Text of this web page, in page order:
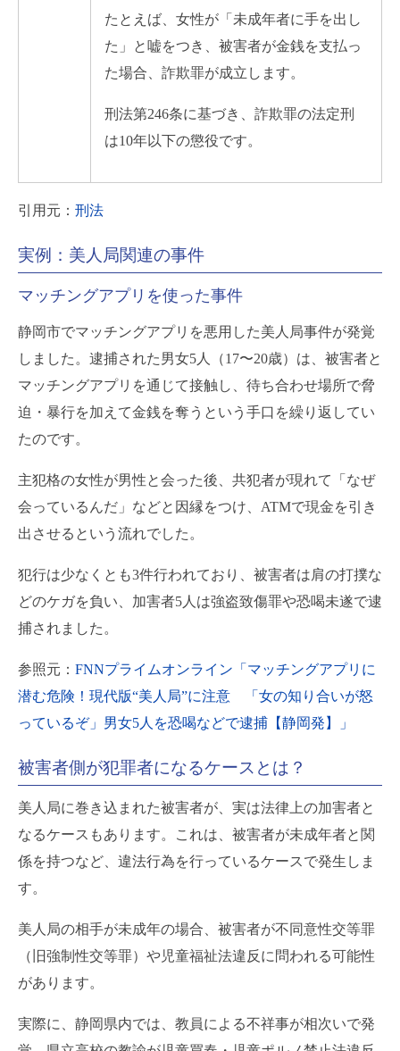
たとえば、女性が「未成年者に手を出し
た」と嘘をつき、被害者が金銭を支払っ
た場合、詐欺罪が成立します。
刑法第246条に基づき、詐欺罪の法定刑
は10年以下の懲役です。
引用元： 刑法
実例：美人局関連の事件
マッチングアプリを使った事件
静岡市でマッチングアプリを悪用した美人局事件が発覚
しました。逮捕された男女5人（17〜20歳）は、被害者と
マッチングアプリを通じて接触し、待ち合わせ場所で脅
迫・暴行を加えて金銭を奪うという手口を繰り返してい
たのです。
主犯格の女性が男性と会った後、共犯者が現れて「なぜ
会っているんだ」などと因縁をつけ、ATMで現金を引き
出させるという流れでした。
犯行は少なくとも3件行われており、被害者は肩の打撲な
どのケガを負い、加害者5人は強盗致傷罪や恐喝未遂で逮
捕されました。
参照元： FNNプライムオンライン「マッチングアプリに
潜む危険！現代版“美人局”に注意 「女の知り合いが怒
っているぞ」男女5人を恐喝などで逮捕【静岡発】」
被害者側が犯罪者になるケースとは？
美人局に巻き込まれた被害者が、実は法律上の加害者と
なるケースもあります。これは、被害者が未成年者と関
係を持つなど、違法行為を行っているケースで発生しま
す。
美人局の相手が未成年の場合、被害者が不同意性交等罪
（旧強制性交等罪）や児童福祉法違反に問われる可能性
があります。
実際に、静岡県内では、教員による不祥事が相次いで発